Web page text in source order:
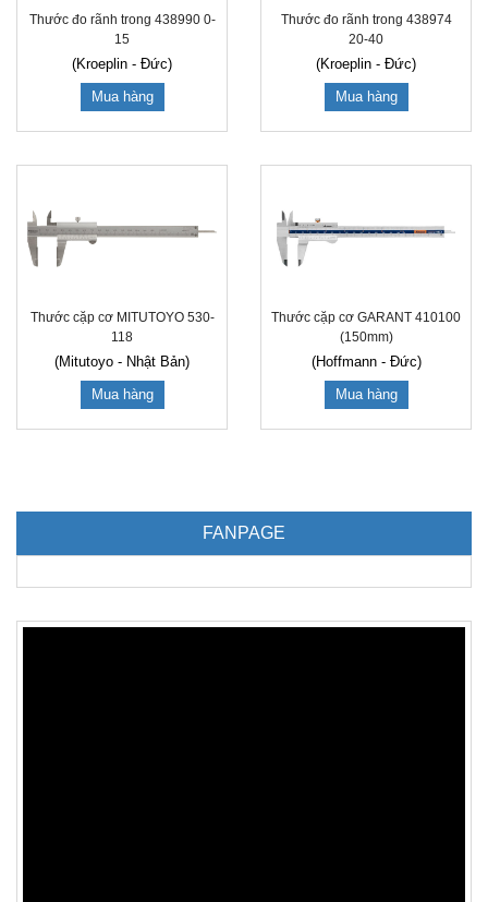
Thước đo rãnh trong 438990 0-
15
(Kroeplin - Đức)
Mua hàng
Thước đo rãnh trong 438974
20-40
(Kroeplin - Đức)
Mua hàng
Thước cặp cơ MITUTOYO 530-
118
(Mitutoyo - Nhật Bản)
Mua hàng
Thước cặp cơ GARANT 410100
(150mm)
(Hoffmann - Đức)
Mua hàng
FANPAGE